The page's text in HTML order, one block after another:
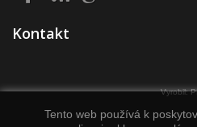
Kontakt
Tento web používá k
Vyrobil: